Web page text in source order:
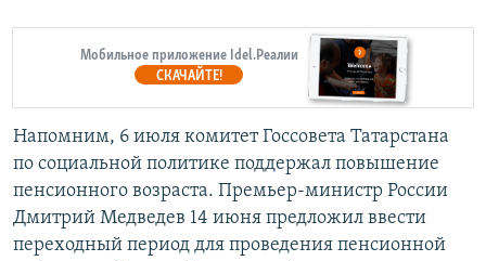
Мобильное приложение Idel.Реалии
СКАЧАЙТЕ!
Напомним, 6 июля комитет Госсовета Татарстана
по социальной политике поддержал повышение
пенсионного возраста. Премьер-министр России
Дмитрий Медведев 14 июня предложил ввести
переходный период для проведения пенсионной